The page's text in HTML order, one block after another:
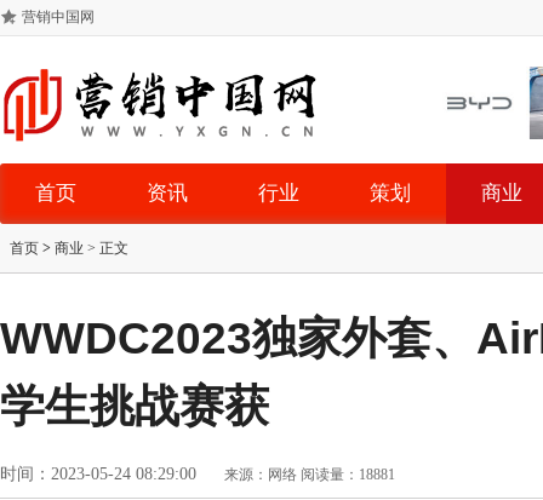
营销中国网
首页 资讯 行业 策划 商业
首页 > 商业 > 正文
WWDC2023独家外套、
学生挑战赛获
时间：2023-05-24 08:29:00 来源：网络 阅读量：18881